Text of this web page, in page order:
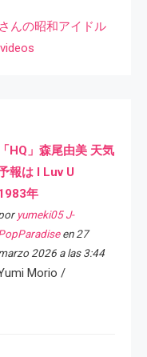
んの昭和アイドル
「HQ」森尾由美 天気
報は I Luv U
年
yumeki05 J-
en 27
2026 a las 3:44
Morio /